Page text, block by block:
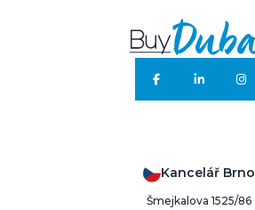
Kancelář Brno
Šmejkalova 1525/86